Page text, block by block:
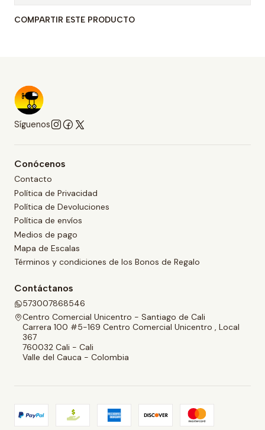
COMPARTIR ESTE PRODUCTO
Síguenos
Conócenos
Contacto
Política de Privacidad
Política de Devoluciones
Política de envíos
Medios de pago
Mapa de Escalas
Términos y condiciones de los Bonos de Regalo
Contáctanos
573007868546
Centro Comercial Unicentro - Santiago de Cali
Carrera 100 #5-169 Centro Comercial Unicentro , Local
367
760032 Cali - Cali
Valle del Cauca - Colombia